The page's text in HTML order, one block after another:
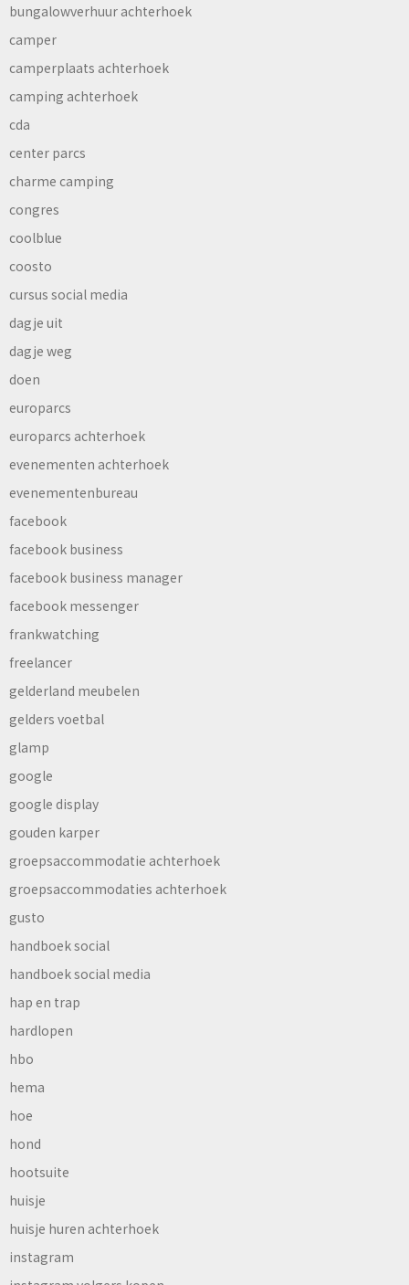
bungalowverhuur achterhoek
camper
camperplaats achterhoek
camping achterhoek
cda
center parcs
charme camping
congres
coolblue
coosto
cursus social media
dagje uit
dagje weg
doen
europarcs
europarcs achterhoek
evenementen achterhoek
evenementenbureau
facebook
facebook business
facebook business manager
facebook messenger
frankwatching
freelancer
gelderland meubelen
gelders voetbal
glamp
google
google display
gouden karper
groepsaccommodatie achterhoek
groepsaccommodaties achterhoek
gusto
handboek social
handboek social media
hap en trap
hardlopen
hbo
hema
hoe
hond
hootsuite
huisje
huisje huren achterhoek
instagram